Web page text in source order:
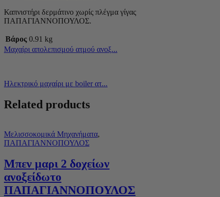
Καπνιστήρι δερμάτινο χωρίς πλέγμα γίγας
ΠΑΠΑΓΙΑΝΝΟΠΟΥΛΟΣ.
Βάρος 0.91 kg
Μαχαίρι απολεπισμού ατμού ανοξ...
Ηλεκτρικό μαχαίρι με boiler ατ...
Related products
Μελισσοκομικά Μηχανήματα,
ΠΑΠΑΓΙΑΝΝΟΠΟΥΛΟΣ
Μπεν μαρι 2 δοχείων
ανοξείδωτο
ΠΑΠΑΓΙΑΝΝΟΠΟΥΛΟΣ